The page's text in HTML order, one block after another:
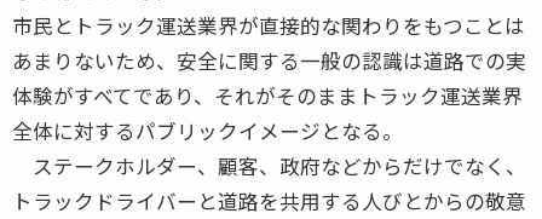
市民とトラック運送業界が直接的な関わりをもつことは
あまりないため、安全に関する一般の認識は道路での実
体験がすべてであり、それがそのままトラック運送業界
全体に対するパブリックイメージとなる。
ステークホルダー、顧客、政府などからだけでなく、
トラックドライバーと道路を共用する人びとからの敬意